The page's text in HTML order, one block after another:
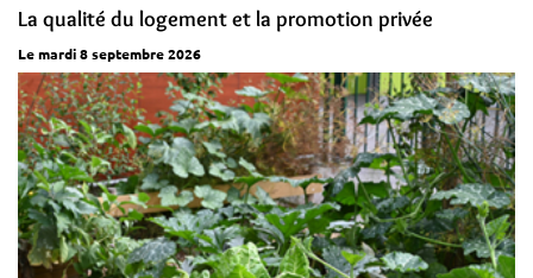
La qualité du logement et la promotion privée
Le mardi 8 septembre 2026